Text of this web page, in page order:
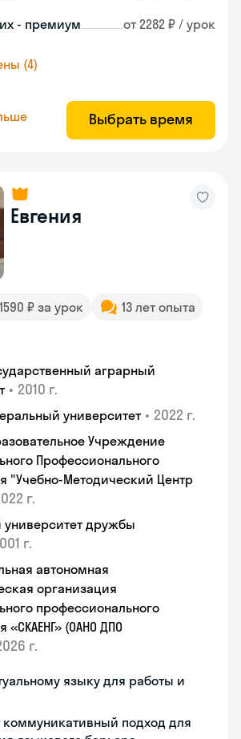
- премиум от 2282 ₽ / урок
(4)
Выбрать время
Евгения
₽ за урок
13 лет опыта
аграрный
• 2010 г.
университет • 2022 г.
Учреждение
Профессионального
"Учебно-Методический Центр
г.
университет дружбы
г.
автономная
организация
профессионального
«СКАЕНГ» (ОАНО ДПО
г.
языку для работы и
коммуникативный подход для